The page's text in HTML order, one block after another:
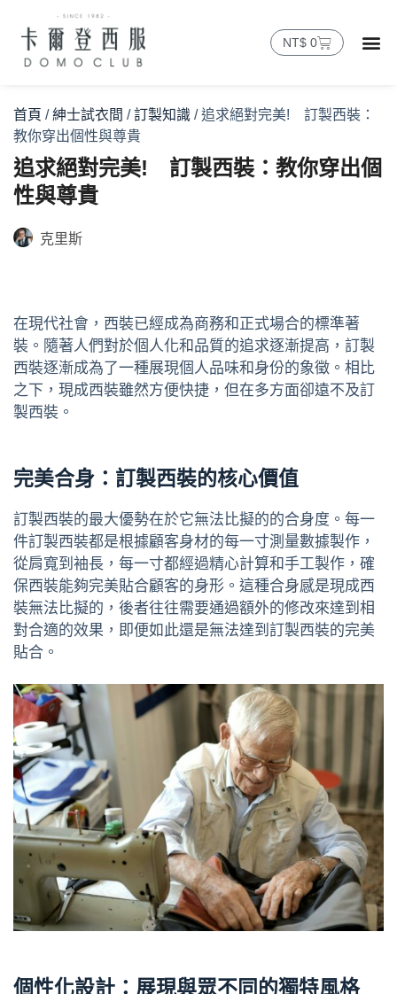
NT$ 0
首頁 /紳士試衣間 /訂製知識 / 追求絕對完美! 訂製西裝：
教你穿出個性與尊貴
追求絕對完美! 訂製西裝：教你穿出個
性與尊貴
克里斯
在現代社會，西裝已經成為商務和正式場合的標準著
裝。隨著人們對於個人化和品質的追求逐漸提高，訂製
西裝逐漸成為了一種展現個人品味和身份的象徵。相比
之下，現成西裝雖然方便快捷，但在多方面卻遠不及訂
製西裝。
完美合身：訂製西裝的核心價值
訂製西裝的最大優勢在於它無法比擬的的合身度。每一
件訂製西裝都是根據顧客身材的每一寸測量數據製作，
從肩寬到袖長，每一寸都經過精心計算和手工製作，確
保西裝能夠完美貼合顧客的身形。這種合身感是現成西
裝無法比擬的，後者往往需要通過額外的修改來達到相
對合適的效果，即便如此還是無法達到訂製西裝的完美
貼合。
個性化設計：展現與眾不同的獨特風格